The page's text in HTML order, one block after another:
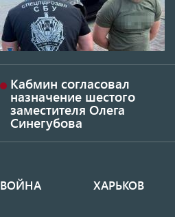
Кабмин согласовал
назначение шестого
заместителя Олега
Синегубова
Основная
ВОЙНА ХАРЬКОВ